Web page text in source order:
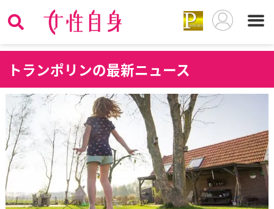
トランポリンの最新ニュース